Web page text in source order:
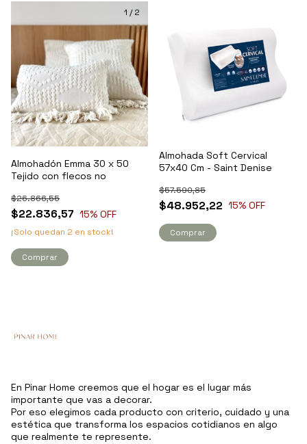
1 /2
Almohadón Emma 30 x 50
Tejido con flecos no
$22.836,57
$26.866,55
15% OFF
¡Solo quedan 2 en stock!
Comprar
Almohada Soft Cervical
57x40 Cm - Saint Denise
$48.952,22
$57.590,85
15% OFF
Comprar
En Pinar Home creemos que el hogar es el lugar más
importante que vas a decorar.
Por eso elegimos cada producto con criterio, cuidado y una
estética que transforma los espacios cotidianos en algo
que realmente te represente.